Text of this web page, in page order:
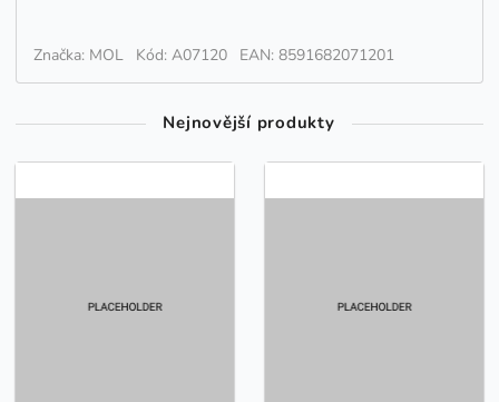
Značka: MOL Kód: A07120 EAN: 8591682071201
Nejnovější produkty